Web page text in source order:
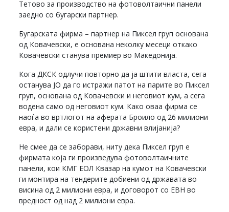
Тетово за производство на фотоволтаични панели
заедно со бугарски партнер.
Бугарската фирма – партнер на Пиксел груп основана
од Ковачевски, е основана неколку месеци откако
Ковачевски станува премиер во Македонија.
Кога ДКСК одлучи повторно да ја штити власта, сега
останува ЈО да го истражи патот на парите во Пиксел
груп, основана од Ковачевски и неговиот кум, а сега
водена само од неговиот кум. Како оваа фирма се
наоѓа во вртлогот на аферата Броило од 26 милиони
евра, и дали се користени државни влијанија?
Не смее да се заборави, ниту дека Пиксел груп е
фирмата која ги произведува фотоволтаичните
панели, кои КМГ ЕОЛ Квазар на кумот на Ковачевски
ги монтира на тендерите добиени од државата во
висина од 2 милиони евра, и договорот со ЕВН во
вредност од над 2 милиони евра.